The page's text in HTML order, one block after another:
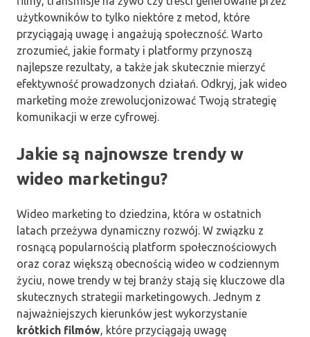
użytkowników to tylko niektóre z metod, które
przyciągają uwagę i angażują społeczność. Warto
zrozumieć, jakie formaty i platformy przynoszą
najlepsze rezultaty, a także jak skutecznie mierzyć
efektywność prowadzonych działań. Odkryj, jak wideo
marketing może zrewolucjonizować Twoją strategię
komunikacji w erze cyfrowej.
Jakie są najnowsze trendy w
wideo marketingu?
Wideo marketing to dziedzina, która w ostatnich
latach przeżywa dynamiczny rozwój. W związku z
rosnącą popularnością platform społecznościowych
oraz coraz większą obecnością wideo w codziennym
życiu, nowe trendy w tej branży stają się kluczowe dla
skutecznych strategii marketingowych. Jednym z
najważniejszych kierunków jest wykorzystanie
krótkich filmów , które przyciągają uwagę